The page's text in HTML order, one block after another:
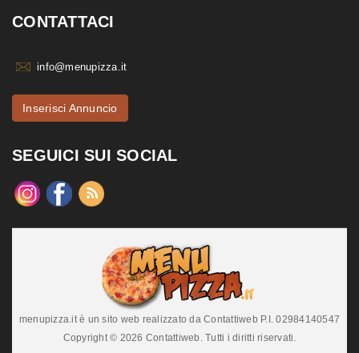
CONTATTACI
info@menupizza.it
Inserisci Annuncio
SEGUICI SUI SOCIAL
menupizza.it è un sito web realizzato da Contattiweb P.I. 02984140547
Copyright © 2026 Contattiweb. Tutti i diritti riservati.